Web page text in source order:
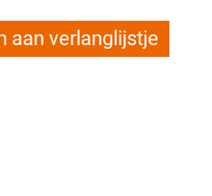
aan verlanglijstje